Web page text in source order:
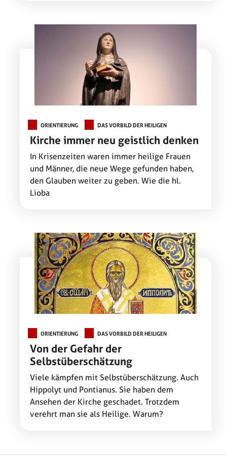
ORIENTIERUNG DAS VORBILD DER HEILIGEN
Kirche immer neu geistlich denken
In Krisenzeiten waren immer heilige Frauen
und Männer, die neue Wege gefunden haben,
den Glauben weiter zu geben. Wie die hl.
Lioba
ORIENTIERUNG DAS VORBILD DER HEILIGEN
Von der Gefahr der
Selbstüberschätzung
Viele kämpfen mit Selbstüberschätzung. Auch
Hippolyt und Pontianus. Sie haben dem
Ansehen der Kirche geschadet. Trotzdem
verehrt man sie als Heilige. Warum?